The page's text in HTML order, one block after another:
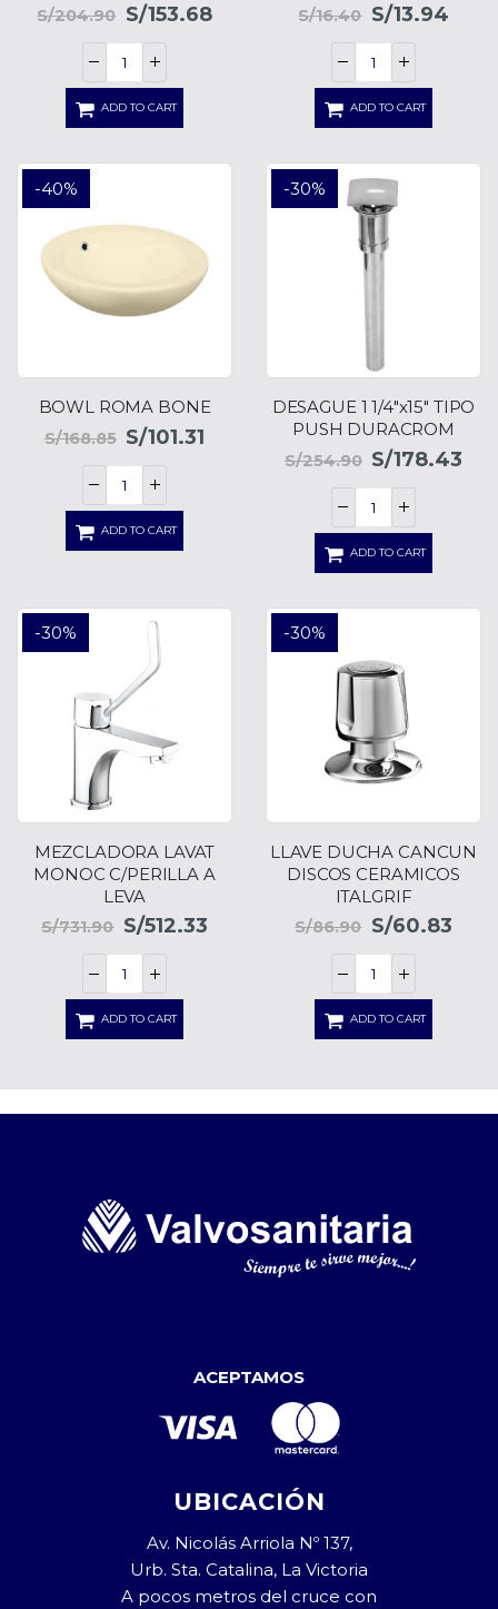
S/204.90 S/153.68
ADD TO CART
S/16.40 S/13.94
ADD TO CART
-40%
BOWL ROMA BONE
S/168.85 S/101.31
ADD TO CART
-30%
DESAGUE 1 1/4″x15″ TIPO
PUSH DURACROM
S/254.90 S/178.43
ADD TO CART
-30%
MEZCLADORA LAVAT
MONOC C/PERILLA A
LEVA
S/731.90 S/512.33
ADD TO CART
-30%
LLAVE DUCHA CANCUN
DISCOS CERAMICOS
ITALGRIF
S/86.90 S/60.83
ADD TO CART
ACEPTAMOS
UBICACIÓN
Av. Nicolás Arriola Nº 137,
Urb. Sta. Catalina, La Victoria
A pocos metros del cruce con